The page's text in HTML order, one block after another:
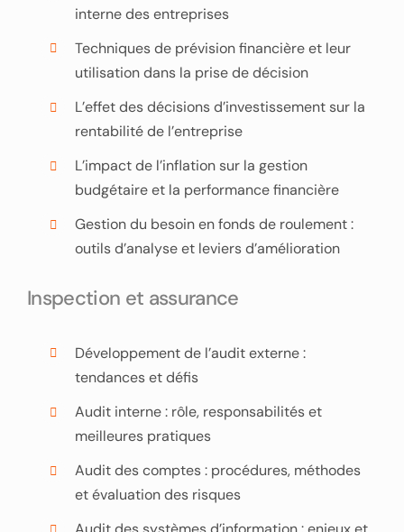
interne des entreprises
Techniques de prévision financière et leur
utilisation dans la prise de décision
L’effet des décisions d’investissement sur la
rentabilité de l’entreprise
L’impact de l’inflation sur la gestion
budgétaire et la performance financière
Gestion du besoin en fonds de roulement :
outils d’analyse et leviers d’amélioration
Inspection et assurance
Développement de l’audit externe :
tendances et défis
Audit interne : rôle, responsabilités et
meilleures pratiques
Audit des comptes : procédures, méthodes
et évaluation des risques